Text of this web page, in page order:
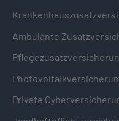
Ambulante
Private